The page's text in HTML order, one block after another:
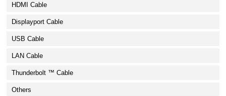
HDMI Cable
Displayport Cable
USB Cable
LAN Cable
Thunderbolt ™ Cable
Others